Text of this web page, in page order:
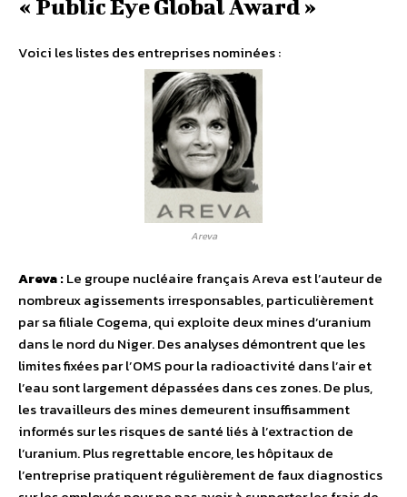
« Public Eye Global Award »
Voici les listes des entreprises nominées :
Areva
Areva :Le groupe nucléaire français Areva est l’auteur de
nombreux agissements irresponsables, particulièrement
par sa filiale Cogema, qui exploite deux mines d’uranium
dans le nord du Niger. Des analyses démontrent que les
limites fixées par l’OMS pour la radioactivité dans l’air et
l’eau sont largement dépassées dans ces zones. De plus,
les travailleurs des mines demeurent insuffisamment
informés sur les risques de santé liés à l’extraction de
l’uranium. Plus regrettable encore, les hôpitaux de
l’entreprise pratiquent régulièrement de faux diagnostics